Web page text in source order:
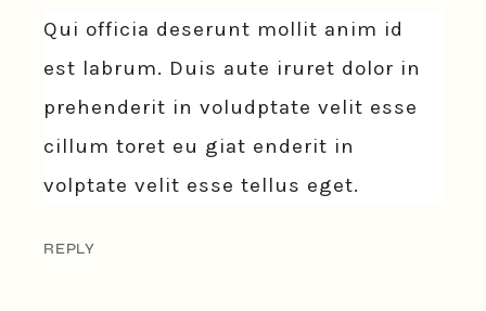
Qui officia deserunt mollit anim id
est labrum. Duis aute iruret dolor in
prehenderit in voludptate velit esse
cillum toret eu giat enderit in
volptate velit esse tellus eget.
REPLY